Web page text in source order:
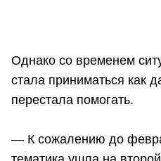
Однако со временем
стала приниматься как
перестала помогать.
— К сожалению до